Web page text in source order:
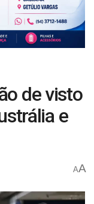
de visto
e
AA